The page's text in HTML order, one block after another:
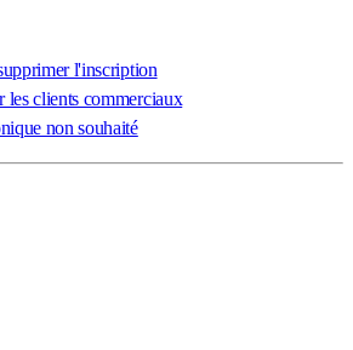
l'inscription
les clients commerciaux
non souhaité